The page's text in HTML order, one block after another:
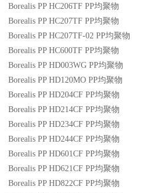
Borealis PP HC206TF PP均聚物
Borealis PP HC207TF PP均聚物
Borealis PP HC207TF-02 PP均聚物
Borealis PP HC600TF PP均聚物
Borealis PP HD003WG PP均聚物
Borealis PP HD120MO PP均聚物
Borealis PP HD204CF PP均聚物
Borealis PP HD214CF PP均聚物
Borealis PP HD234CF PP均聚物
Borealis PP HD244CF PP均聚物
Borealis PP HD601CF PP均聚物
Borealis PP HD621CF PP均聚物
Borealis PP HD822CF PP均聚物